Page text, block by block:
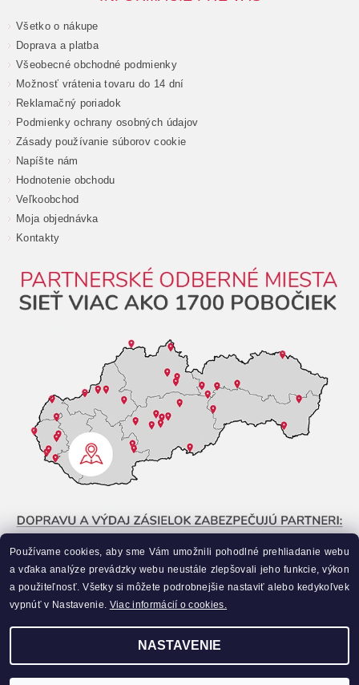
Všetko o nákupe
Doprava a platba
Všeobecné obchodné podmienky
Možnosť vrátenia tovaru do 14 dní
Reklamačný poriadok
Podmienky ochrany osobných údajov
Zásady používanie súborov cookie
Napíšte nám
Hodnotenie obchodu
Veľkoobchod
Moja objednávka
Kontakty
Používame cookies, aby sme Vám umožnili pohodlné prehliadanie webu
a vďaka analýze prevádzky webu neustále zlepšovali jeho funkcie, výkon
a použiteľnosť. Všetky si môžete podrobnejšie nastaviť alebo kedykoľvek
vypnúť v Nastavenie. Viac informácií o cookies.
NASTAVENIE